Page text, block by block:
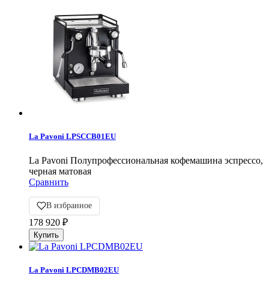
La Pavoni LPSCCB01EU
La Pavoni Полупрофессиональная кофемашина эспрессо,
черная матовая
Сравнить
В избранное
178 920 ₽
La Pavoni LPCDMB02EU